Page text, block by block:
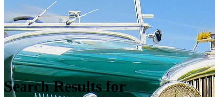
Search Results for